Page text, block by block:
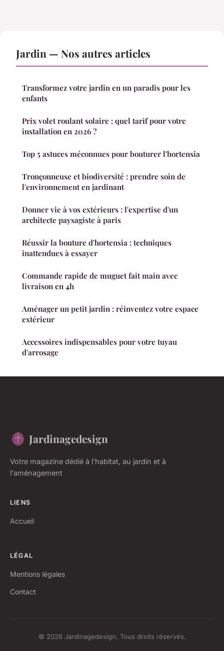
Jardin — Nos autres articles
Transformez votre jardin en un paradis pour les
enfants
Prix volet roulant solaire : quel tarif pour votre
installation en 2026 ?
Top 5 astuces méconnues pour bouturer l'hortensia
Tronçonneuse et biodiversité : prendre soin de
l'environnement en jardinant
Donner vie à vos extérieurs : l'expertise d'un
architecte paysagiste à paris
Réussir la bouture d'hortensia : techniques
inattendues à essayer
Commande rapide de muguet fait main avec
livraison en 4h
Aménager un petit jardin : réinventez votre espace
extérieur
Accessoires indispensables pour votre tuyau
d'arrosage
Jardinagedesign
Votre magazine dédié à l'habitat, au jardin et à
l'aménagement
LIENS
Accueil
LÉGAL
Mentions légales
Contact
© 2026 Jardinagedesign. Tous droits réservés.